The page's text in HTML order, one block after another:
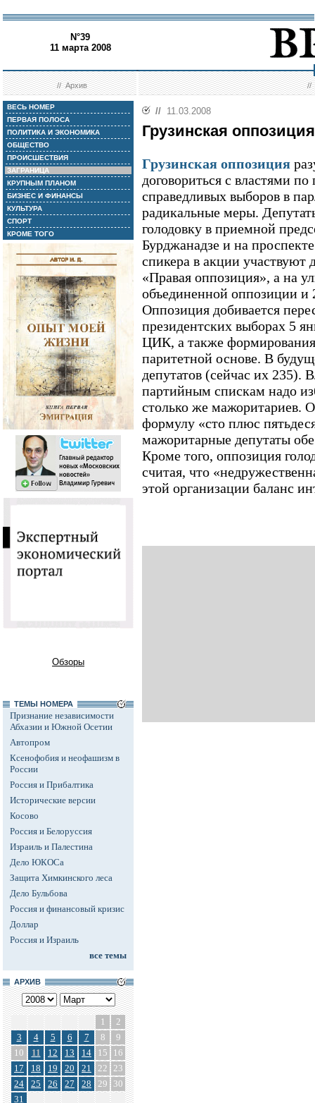
N°39
11 марта 2008
//Архив //
ВЕСЬ НОМЕР
ПЕРВАЯ ПОЛОСА
ПОЛИТИКА И ЭКОНОМИКА
ОБЩЕСТВО
ПРОИСШЕСТВИЯ
ЗАГРАНИЦА
КРУПНЫМ ПЛАНОМ
БИЗНЕС И ФИНАНСЫ
КУЛЬТУРА
СПОРТ
КРОМЕ ТОГО
Обзоры
ТЕМЫ НОМЕРА
Признание независимости
Абхазии и Южной Осетии
Автопром
Ксенофобия и неофашизм в
России
Россия и Прибалтика
Исторические версии
Косово
Россия и Белоруссия
Израиль и Палестина
Дело ЮКОСа
Защита Химкинского леса
Дело Бульбова
Россия и финансовый кризис
Доллар
Россия и Израиль
все темы
АРХИВ
1
2
3
4 5 6 7 8
9
10
11 12 13 14 15
16
17
18 19 20 21 22 23
24
25 26 27 28 29
30
31
// 11.03.2008
Грузинская
Грузинская оппозиция
договориться с властями
справедливых выборов в
радикальные меры.
голодовку в приемной
Бурджанадзе и на
спикера в акции участвуют
«Правая оппозиция», а на
объединенной оппозиции и
Оппозиция добивается
президентских выборах 5
ЦИК, а также
паритетной основе. В
депутатов (сейчас их 235).
партийным спискам надо
столько же мажоритариев.
формулу «сто плюс
мажоритарные депутаты
Кроме того, оппозиция
считая, что
этой организации баланс